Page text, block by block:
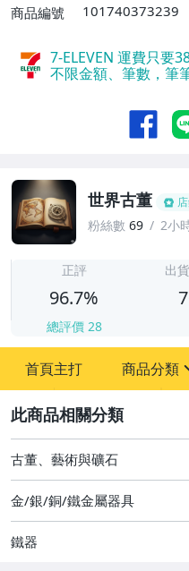
商品編號
101740373239
7-ELEVEN 運費只要
不限金額、筆數，筆
世界古董
粉絲數 69 2小
正評
96.7%
總評價 28
出
首頁主打 商品分類
其它
[全店] 粉絲專享
[全店] 周年慶
古董、藝術與礦石
金/銀/銅/鐵金屬器具
鐵器